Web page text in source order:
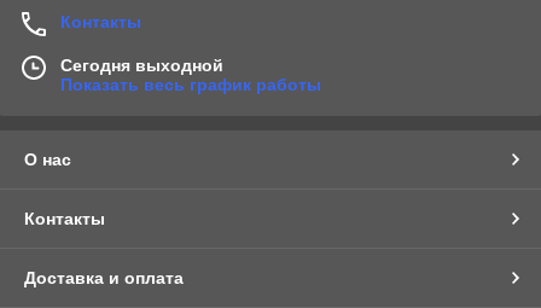
Контакты
Сегодня выходной
Показать весь график работы
О нас
Контакты
Доставка и оплата